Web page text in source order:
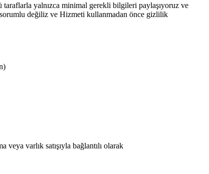
yalnızca minimal gerekli bilgileri paylaşıyoruz ve
sorumlu değiliz ve Hizmeti kullanmadan önce gizlilik
varlık satışıyla bağlantılı olarak